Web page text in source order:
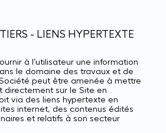
- LIENS HYPERTEXTE
à l’utilisateur une information
le domaine des travaux et de
peut être amenée à mettre
directement sur le Site en
via des liens hypertexte en
internet, des contenus édités
et relatifs à son secteur